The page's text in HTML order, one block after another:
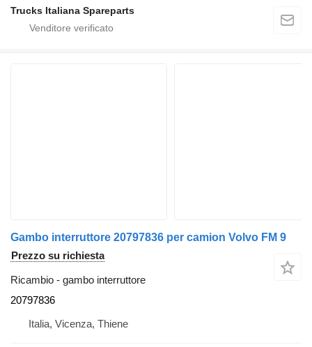
Trucks Italiana Spareparts
Gambo interruttore 20797836 per camion Volvo FM 9
Prezzo su richiesta
Ricambio - gambo interruttore
20797836
Italia, Vicenza, Thiene